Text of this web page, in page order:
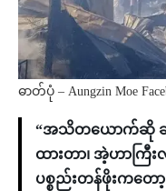
ဓာတ်ပုံ – Aungzin Moe
“အသိတယောက်ဆို ဆို
ထားတာ၊ အဲ့ဟာကြီ
ပစ္စည်းတန်ဖိုးကတေ